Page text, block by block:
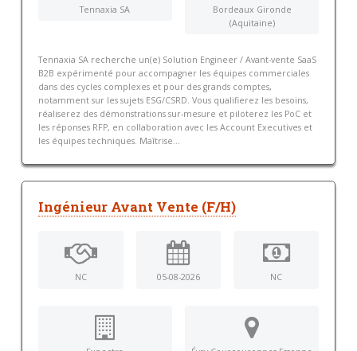
Tennaxia SA
Bordeaux Gironde
(Aquitaine)
Tennaxia SA recherche un(e) Solution Engineer / Avant-vente SaaS
B2B expérimenté pour accompagner les équipes commerciales
dans des cycles complexes et pour des grands comptes,
notamment sur les sujets ESG/CSRD. Vous qualifierez les besoins,
réaliserez des démonstrations sur-mesure et piloterez les PoC et
les réponses RFP, en collaboration avec les Account Executives et
les équipes techniques. Maîtrise...
Ingénieur Avant Vente (F/H)
NC 05-08-2026 NC